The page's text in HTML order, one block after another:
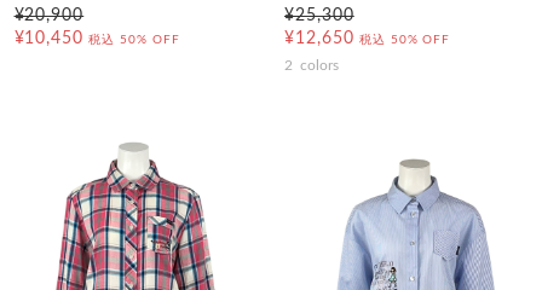
¥20,900
¥10,450 税込 50% OFF
¥25,300
¥12,650 税込 50% OFF
2 colors